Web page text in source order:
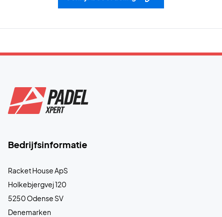
Bedrijfsinformatie
Racket House ApS
Holkebjergvej 120
5250 Odense SV
Denemarken